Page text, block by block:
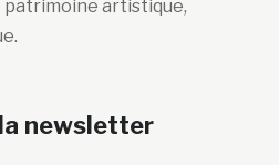
patrimoine artistique,
newsletter